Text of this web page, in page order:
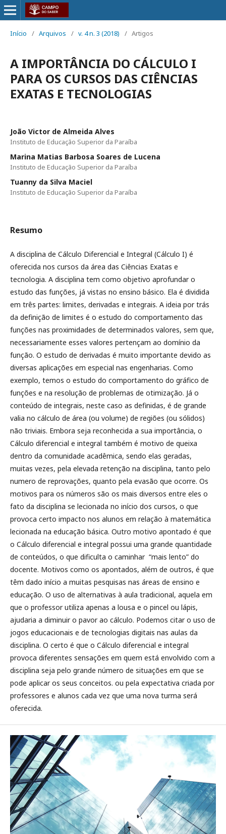
Início / Arquivos / v. 4 n. 3 (2018) / Artigos
A IMPORTÂNCIA DO CÁLCULO I
PARA OS CURSOS DAS CIÊNCIAS
EXATAS E TECNOLOGIAS
João Victor de Almeida Alves
Instituto de Educação Superior da Paraíba
Marina Matias Barbosa Soares de Lucena
Instituto de Educação Superior da Paraíba
Tuanny da Silva Maciel
Instituto de Educação Superior da Paraíba
Resumo
A disciplina de Cálculo Diferencial e Integral (Cálculo I) é
oferecida nos cursos da área das Ciências Exatas e
tecnologia. A disciplina tem como objetivo aprofundar o
estudo das funções, já vistas no ensino básico. Ela é dividida
em três partes: limites, derivadas e integrais. A ideia por trás
da definição de limites é o estudo do comportamento das
funções nas proximidades de determinados valores, sem que,
necessariamente esses valores pertençam ao domínio da
função. O estudo de derivadas é muito importante devido as
diversas aplicações em especial nas engenharias. Como
exemplo, temos o estudo do comportamento do gráfico de
funções e na resolução de problemas de otimização. Já o
conteúdo de integrais, neste caso as definidas, é de grande
valia no cálculo de área (ou volume) de regiões (ou sólidos)
não triviais. Embora seja reconhecida a sua importância, o
Cálculo diferencial e integral também é motivo de queixa
dentro da comunidade acadêmica, sendo elas geradas,
muitas vezes, pela elevada retenção na disciplina, tanto pelo
numero de reprovações, quanto pela evasão que ocorre. Os
motivos para os números são os mais diversos entre eles o
fato da disciplina se lecionada no início dos cursos, o que
provoca certo impacto nos alunos em relação à matemática
lecionada na educação básica. Outro motivo apontado é que
o Cálculo diferencial e integral possui uma grande quantidade
de conteúdos, o que dificulta o caminhar “mais lento” do
docente. Motivos como os apontados, além de outros, é que
têm dado início a muitas pesquisas nas áreas de ensino e
educação. O uso de alternativas à aula tradicional, aquela em
que o professor utiliza apenas a lousa e o pincel ou lápis,
ajudaria a diminuir o pavor ao cálculo. Podemos citar o uso de
jogos educacionais e de tecnologias digitais nas aulas da
disciplina. O certo é que o Cálculo diferencial e integral
provoca diferentes sensações em quem está envolvido com a
disciplina seja pelo grande número de situações em que se
pode aplicar os seus conceitos. ou pela expectativa criada por
professores e alunos cada vez que uma nova turma será
oferecida.